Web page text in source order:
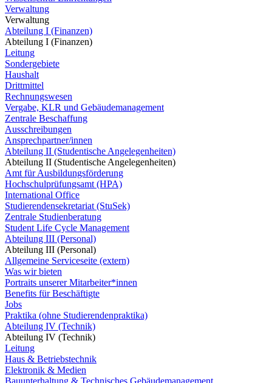
Verwaltung
Verwaltung
Abteilung I (Finanzen)
Abteilung I (Finanzen)
Leitung
Sondergebiete
Haushalt
Drittmittel
Rechnungswesen
Vergabe, KLR und Gebäudemanagement
Zentrale Beschaffung
Ausschreibungen
Ansprechpartner/innen
Abteilung II (Studentische Angelegenheiten)
Abteilung II (Studentische Angelegenheiten)
Amt für Ausbildungsförderung
Hochschulprüfungsamt (HPA)
International Office
Studierendensekretariat (StuSek)
Zentrale Studienberatung
Student Life Cycle Management
Abteilung III (Personal)
Abteilung III (Personal)
Allgemeine Serviceseite (extern)
Was wir bieten
Portraits unserer Mitarbeiter*innen
Benefits für Beschäftigte
Jobs
Praktika (ohne Studierendenpraktika)
Abteilung IV (Technik)
Abteilung IV (Technik)
Leitung
Haus & Betriebstechnik
Elektronik & Medien
Bauunterhaltung & Technisches Gebäudemanagement